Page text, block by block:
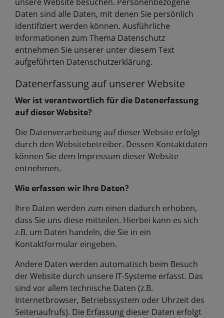
Daten sind alle Daten, mit denen Sie persönlich
identifiziert werden können. Ausführliche
Informationen zum Thema Datenschutz
entnehmen Sie unserer unter diesem Text
aufgeführten Datenschutzerklärung.
Datenerfassung auf unserer Website
Wer ist verantwortlich für die Datenerfassung
auf dieser Website?
Die Datenverarbeitung auf dieser Website erfolgt
durch den Websitebetreiber. Dessen Kontaktdaten
können Sie dem Impressum dieser Website
entnehmen.
Wie erfassen wir Ihre Daten?
Ihre Daten werden zum einen dadurch erhoben,
dass Sie uns diese mitteilen. Hierbei kann es sich
z.B. um Daten handeln, die Sie in ein
Kontaktformular eingeben.
Andere Daten werden automatisch beim Besuch
der Website durch unsere IT-Systeme erfasst. Das
sind vor allem technische Daten (z.B.
Internetbrowser, Betriebssystem oder Uhrzeit des
Seitenaufrufs). Die Erfassung dieser Daten erfolgt